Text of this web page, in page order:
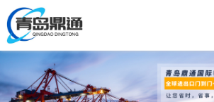
矿产品进口报关